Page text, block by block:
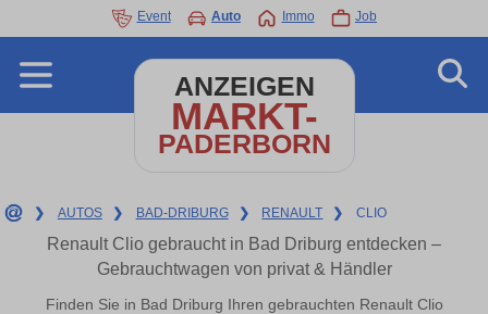
Event Auto Immo Job
ANZEIGEN
MARKT-
PADERBORN
❯ AUTOS ❯ BAD-DRIBURG ❯ RENAULT ❯ CLIO
Renault Clio gebraucht in Bad Driburg entdecken –
Gebrauchtwagen von privat & Händler
Finden Sie in Bad Driburg Ihren gebrauchten Renault Clio